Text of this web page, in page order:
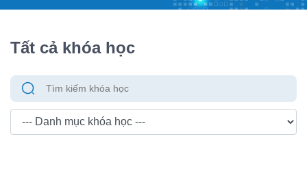
Tất cả khóa học